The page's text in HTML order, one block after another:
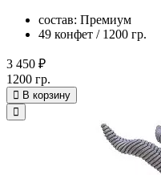
состав: Премиум
49 конфет / 1200 гр.
3 450 ₽
1200 гр.
В корзину